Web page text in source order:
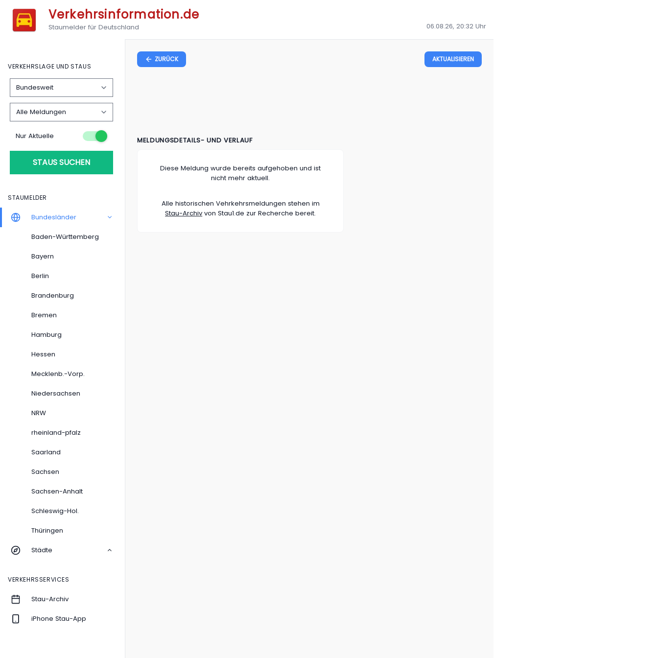
Verkehrsinformation.de
Staumelder für Deutschland 06.08.26, 20:32Uhr
VERKEHRSLAGE UND STAUS
Nur Aktuelle
STAUS SUCHEN
STAUMELDER
Bundesländer
Baden-Württemberg
Bayern
Berlin
Brandenburg
Bremen
Hamburg
Hessen
Mecklenb.-Vorp.
Niedersachsen
NRW
rheinland-pfalz
Saarland
Sachsen
Sachsen-Anhalt
Schleswig-Hol.
Thüringen
Städte
VERKEHRSSERVICES
Stau-Archiv
iPhone Stau-App
ZURÜCK AKTUALISIEREN
MELDUNGSDETAILS- UND VERLAUF
Diese Meldung wurde bereits aufgehoben und ist
nicht mehr aktuell.
Alle historischen Vehrkehrsmeldungen stehen im
Stau-Archiv von Stau1.de zur Recherche bereit.